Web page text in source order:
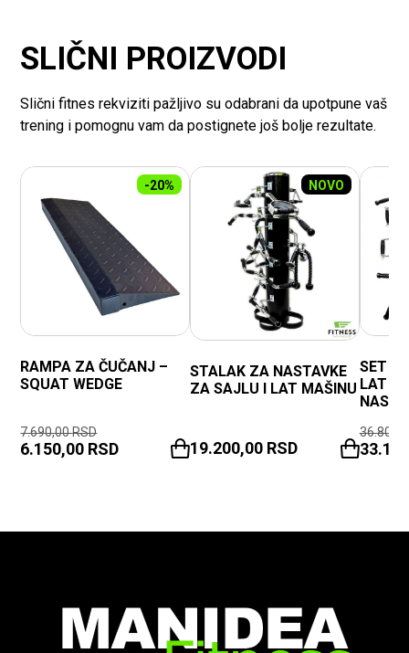
SLIČNI PROIZVODI
Slični fitnes rekviziti pažljivo su odabrani da upotpune vaš
trening i pomognu vam da postignete još bolje rezultate.
-20%
RAMPA ZA ČUČANJ –
SQUAT WEDGE
7.690,00RSD
6.150,00 RSD
NOVO
STALAK ZA NASTAVKE
ZA SAJLU I LAT MAŠINU
19.200,00 RSD
SET
LAT